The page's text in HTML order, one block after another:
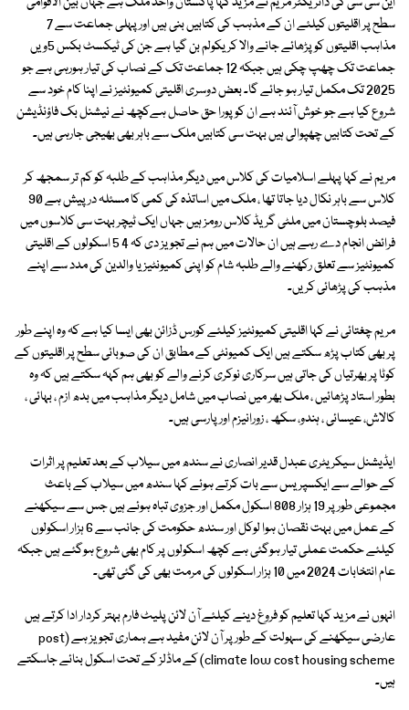
سطح پر اقلیتوں کیلئے ان کے مذہب کی کتابیں بنی ہیں اور پہلی جماعت سے 7
مذاہب اقلیتوں کو پڑھائے جانے والا کریکولم بن گیا ہے جن کی ٹیکسٹ بکس 5ویں
جماعت تک چھپ چکی ہیں جبکہ 12 جماعت تک کے نصاب کی تیار ہورہی ہے جو
2025 تک مکمل تیار ہو جائے گا۔ بعض دوسری اقلیتی کمیونٹیز نے اپنا کام خود سے
شروع کیا ہے جو خوش آئند ہے ان کو پورا حق حاصل ہےکچھ نے نیشنل بک فاؤنڈیشن
کے تحت کتابیں چھپوالی ہیں بہت سی کتابیں ملک سے باہر بھی بھیجی جارہی ہیں۔
مریم نے کہا پہلے اسلامیات کی کلاس میں دیگر مذاہب کے طلبہ کو کم تر سمجھ کر
کلاس سے باہر نکال دیا جاتا تھا ، ملک میں اساتذہ کی کمی کا مسئلہ درپیش ہے 90
فیصد بلوچستان میں ملٹی گریڈ کلاس رومز ہیں جہاں ایک ٹیچر بہت سی کلاسوں میں
فرائض انجام دے رہے ہیں ان حالات میں ہم نے تجویز دی کہ 4 5 اسکولوں کے اقلیتی
کمیونٹیز سے تعلق رکھنے والے طلبہ شام کو اپنی کمیونٹیز یا والدین کی مدد سے اپنے
مذہب کی پڑھائی کریں۔
مریم چغتائی نے کہا اقلیتی کمیونٹیز کیلئے کورس ڈزائن بھی ایسا کیا ہے کہ وہ اپنے طور
پر بھی کتاب پڑھ سکتے ہیں ایک کمیونٹی کے مطابق ان کی صوبائی سطح پر اقلیتوں کے
کوٹا پر بھرتیاں کی جاتی ہیں سرکاری نوکری کرنے والے کو بھی ہم کہہ سکتے ہیں کہ وہ
بطور استاد پڑھائیں ، ملک بھر میں نصاب میں شامل دیگر مذاہب میں بدھ ازم ، بہائی ،
کالاش، عیسائی ، ہندو، سکھ ، زورانیزم اور پارسی ہیں۔
ایڈیشنل سیکریٹری عبدل قدیر انصاری نے سندھ میں سیلاب کے بعد تعلیم پر اثرات
کے حوالے سے ایکسپریس سے بات کرتے ہوئے کہا سندھ میں سیلاب کے باعث
مجموعی طور پر 19 ہزار 808 اسکول مکمل اور جزوی تباہ ہوئے ہیں جس سے سیکھنے
کے عمل میں بہت نقصان ہوا لوکل اور سندھ حکومت کی جانب سے 6 ہزار اسکولوں
کیلئے حکمت عملی تیار ہوگئی ہے کچھ اسکولوں پر کام بھی شروع ہوگئے ہیں جبکہ
عام انتخابات 2024 میں 10 ہزار اسکولوں کی مرمت بھی کی گئی تھی۔
انہوں نے مزید کہا تعلیم کو فروغ دینے کیلئے آن لائن پلیٹ فارم بہتر کردار ادا کرتے ہیں
عارضی سیکھنے کی سہولت کے طور پر آن لائن مفید ہے ہماری تجویز ہے (post
climate low cost housing scheme) کے ماڈلز کے تحت اسکول بنائے جاسکتے
ہیں۔